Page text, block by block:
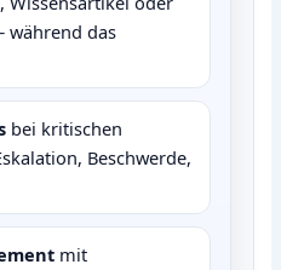
während das
bei kritischen
Beschwerde,
mit